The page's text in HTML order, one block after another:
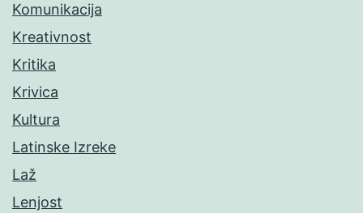
Komunikacija
Kreativnost
Kritika
Krivica
Kultura
Latinske Izreke
Laž
Lenjost